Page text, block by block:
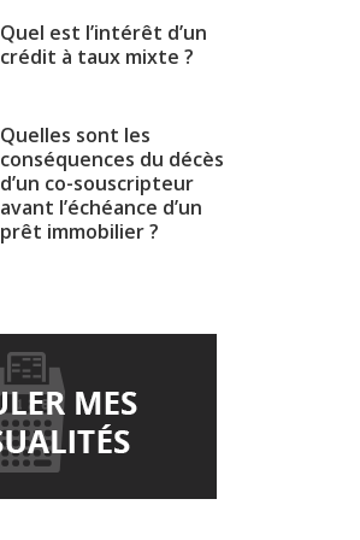
Quel est l’intérêt d’un
crédit à taux mixte ?
Quelles sont les
conséquences du décès
d’un co-souscripteur
avant l’échéance d’un
prêt immobilier ?